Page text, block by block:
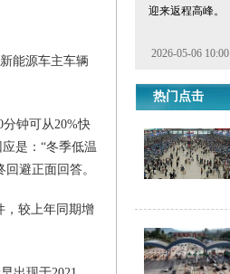
能源车主车辆
钟可从20%快
是：“冬季低温
避正面回答。
，较上年同期增
迎来返程高峰。
2026-05-06 10:00
热门点击